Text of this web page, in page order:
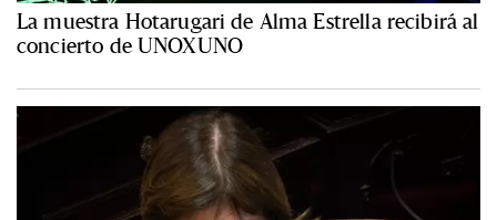
La muestra Hotarugari de Alma Estrella recibirá al
concierto de UNOXUNO